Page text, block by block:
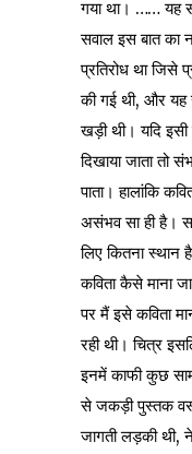
गया था। …… यह सब
सवाल इस बात का
प्रतिरोध था जिसे
की गई थी, और यह
खड़ी थी। यदि इसी
दिखाया जाता तो
पाता। हालांकि
असंभव सा ही है।
लिए कितना स्थान
कविता कैसे माना
पर मैं इसे कविता
रही थी। चित्र
इनमें काफी कुछ
से जकड़ी पुस्तक
जागती लड़की थी,